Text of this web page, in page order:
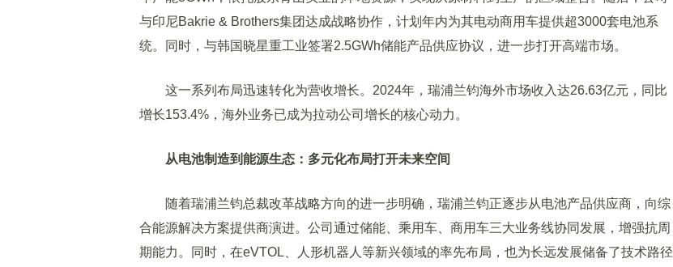
与印尼Bakrie & Brothers集团达成战略协作，计划年内为其电动商用车提供超3000套电池系
统。同时，与韩国晓星重工业签署2.5GWh储能产品供应协议，进一步打开高端市场。
这一系列布局迅速转化为营收增长。2024年，瑞浦兰钧海外市场收入达26.63亿元，同比
增长153.4%，海外业务已成为拉动公司增长的核心动力。
从电池制造到能源生态：多元化布局打开未来空间
随着瑞浦兰钧总裁改革战略方向的进一步明确，瑞浦兰钧正逐步从电池产品供应商，向综
合能源解决方案提供商演进。公司通过储能、乘用车、商用车三大业务线协同发展，增强抗周
期能力。同时，在eVTOL、人形机器人等新兴领域的率先布局，也为长远发展储备了技术路径